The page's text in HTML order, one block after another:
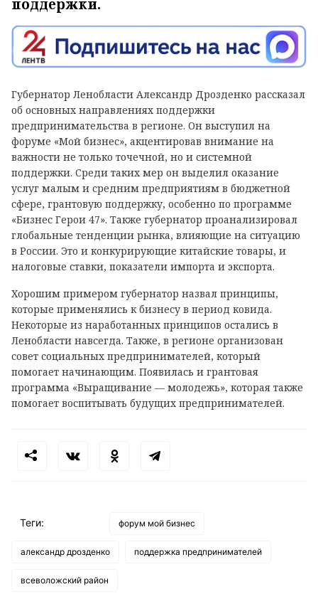
поддержки.
Губернатор Ленобласти Александр Дрозденко рассказал
об основных направлениях поддержки
предпринимательства в регионе. Он выступил на
форуме «Мой бизнес», акцентировав внимание на
важности не только точечной, но и системной
поддержки. Среди таких мер он выделил оказание
услуг малым и средним предприятиям в бюджетной
сфере, грантовую поддержку, особенно по программе
«Бизнес Герои 47». Также губернатор проанализировал
глобальные тенденции рынка, влияющие на ситуацию
в России. Это и конкурирующие китайские товары, и
налоговые ставки, показатели импорта и экспорта.
Хорошим примером губернатор назвал принципы,
которые применялись к бизнесу в период ковида.
Некоторые из наработанных принципов остались в
Ленобласти навсегда. Также, в регионе организован
совет социальных предпринимателей, который
помогает начинающим. Появилась и грантовая
программа «Выращивание — молодежь», которая также
помогает воспитывать будущих предпринимателей.
Теги: форум мой бизнес
александр дрозденко поддержка предпринимателей
всеволожский район